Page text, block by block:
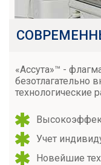
«Ассута»™ -
технологические
Учет
Новейшие